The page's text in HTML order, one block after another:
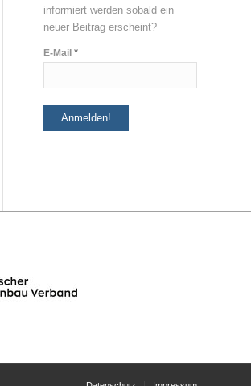
informiert werden sobald ein
neuer Beitrag erscheint?
E-Mail *